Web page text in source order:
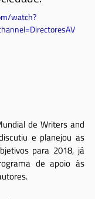
watch?
de Writers and
e planejou as
para 2018, já
de apoio às